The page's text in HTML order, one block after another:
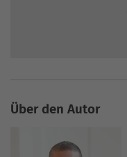
Über den Autor